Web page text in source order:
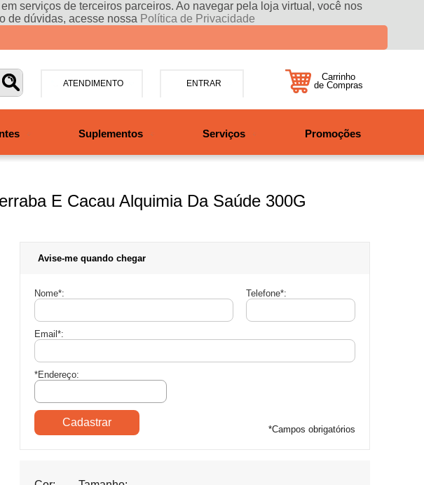
serviços de terceiros parceiros. Ao navegar pela loja virtual, você nos
de dúvidas, acesse nossa Política de Privacidade
ATENDIMENTO
47997708525
às 19h. Sábado das 09h às 13h.
ENTRAR
Carrinho
de Compras
Suplementos Serviços Promoções
E Cacau Alquimia Da Saúde 300G
Avise-me quando chegar
Nome*: Telefone*:
Email*:
*Endereço:
*Campos obrigatórios